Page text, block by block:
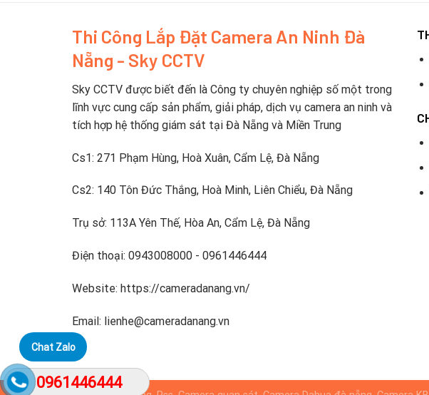
Thi Công Lắp Đặt Camera An Ninh Đà
Nẵng - Sky CCTV
Sky CCTV được biết đến là Công ty chuyên nghiệp số một trong
lĩnh vực cung cấp sản phẩm, giải pháp, dịch vụ camera an ninh và
tích hợp hệ thống giám sát tại Đà Nẵng và Miền Trung
Cs1: 271 Phạm Hùng, Hoà Xuân, Cẩm Lệ, Đà Nẵng
Cs2: 140 Tôn Đức Thắng, Hoà Minh, Liên Chiểu, Đà Nẵng
Trụ sở: 113A Yên Thế, Hòa An, Cẩm Lệ, Đà Nẵng
Điện thoại: 0943008000 - 0961446444
Website: https://cameradanang.vn/
Email: lienhe@cameradanang.vn
Chat Zalo
0961446444